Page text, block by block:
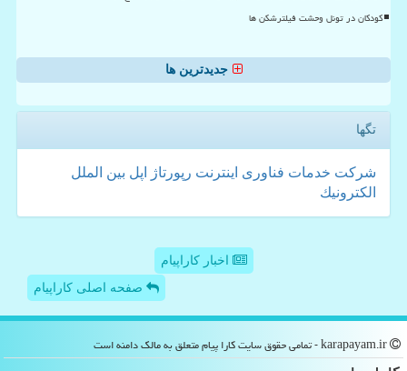
کودکان در تونل وحشت فیلترشکن ها
جدیدترین ها
تگها
شركت خدمات فناوری اینترنت رپورتاژ اپل بین الملل
الكترونیك
اخبار کاراپیام
صفحه اصلی کاراپیام